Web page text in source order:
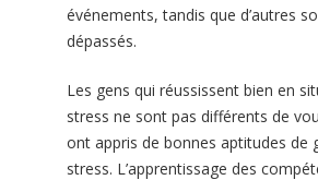
événements, tandis que d’autres
dépassés.
Les gens qui réussissent bien en
stress ne sont pas différents de
ont appris de bonnes aptitudes de
stress. L’apprentissage des